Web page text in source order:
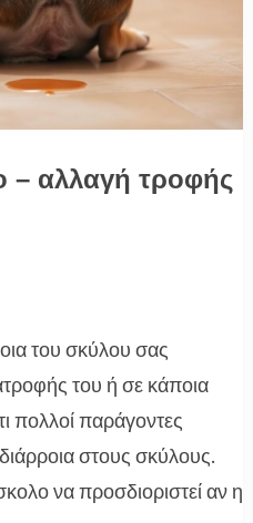
– αλλαγή τροφής
του σκύλου σας
του ή σε κάποια
πολλοί παράγοντες
στους σκύλους.
να προσδιοριστεί αν η